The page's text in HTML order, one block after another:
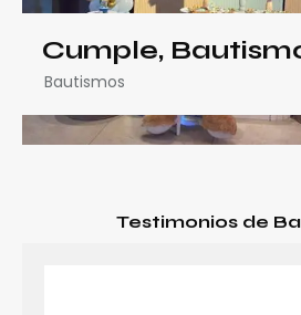
Cumple,
Bautismos
Testimonios de